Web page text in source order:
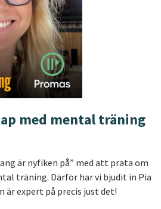
med mental träning
är nyfiken på” med att prata om
träning. Därför har vi bjudit in Pia
är expert på precis just det!